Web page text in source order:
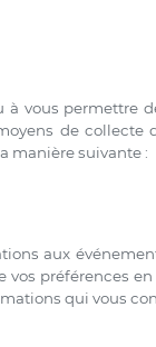
vous permettre
de collecte
manière suivante :
aux
préférences
qui vous